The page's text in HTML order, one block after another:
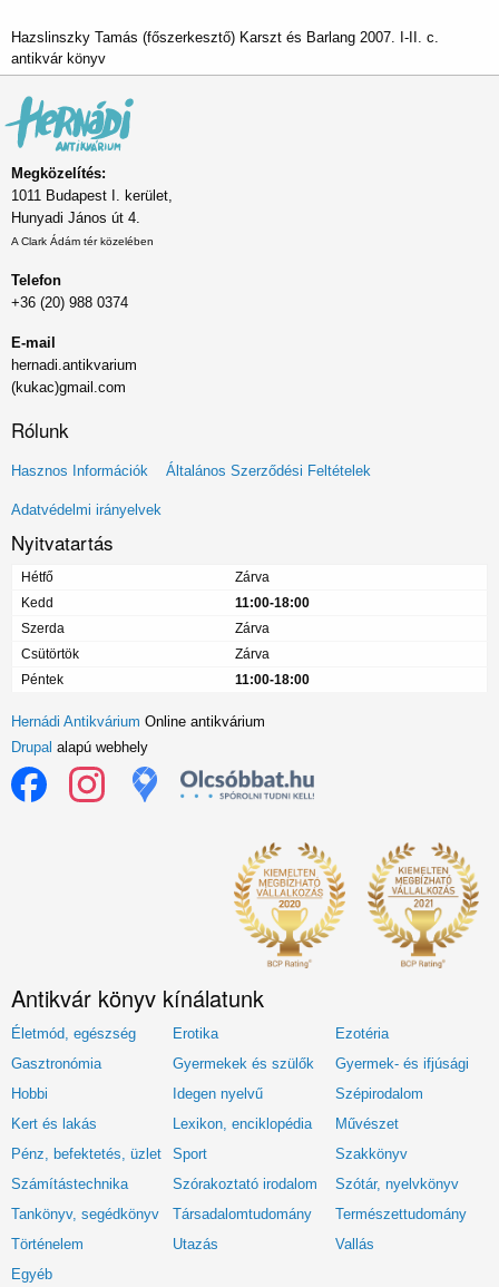
Hazslinszky Tamás (főszerkesztő) Karszt és Barlang 2007. I-II. c.
antikvár könyv
Megközelítés:
1011 Budapest I. kerület,
Hunyadi János út 4.
A Clark Ádám tér közelében
Telefon
+36 (20) 988 0374
E-mail
hernadi.antikvarium
(kukac)gmail.com
Rólunk
Lábléc
menü
Hasznos Információk Általános Szerződési Feltételek
Adatvédelmi irányelvek
Nyitvatartás
Hétfő
Zárva
Kedd
11:00-18:00
Szerda
Zárva
Csütörtök
Zárva
Péntek
11:00-18:00
Hernádi Antikvárium Online antikvárium
Drupal alapú webhely
Antikvár könyv kínálatunk
Életmód, egészség Erotika
Ezotéria
Gasztronómia
Gyermekek és szülők
Gyermek- és ifjúsági
Hobbi
Idegen nyelvű
Szépirodalom
Kert és lakás
Lexikon, enciklopédia
Művészet
Pénz, befektetés, üzlet
Sport
Szakkönyv
Számítástechnika
Szórakoztató irodalom
Szótár, nyelvkönyv
Tankönyv, segédkönyv
Társadalomtudomány
Természettudomány
Történelem
Utazás
Vallás
Egyéb